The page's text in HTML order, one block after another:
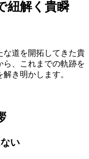
紐解く貴瞬
な道を開拓してきた貴
、これまでの軌跡を
き明かします。
い